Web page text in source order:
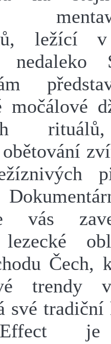
ležící
nedaleko
močálové
vás
Čech,
trendy
své tradiční
je